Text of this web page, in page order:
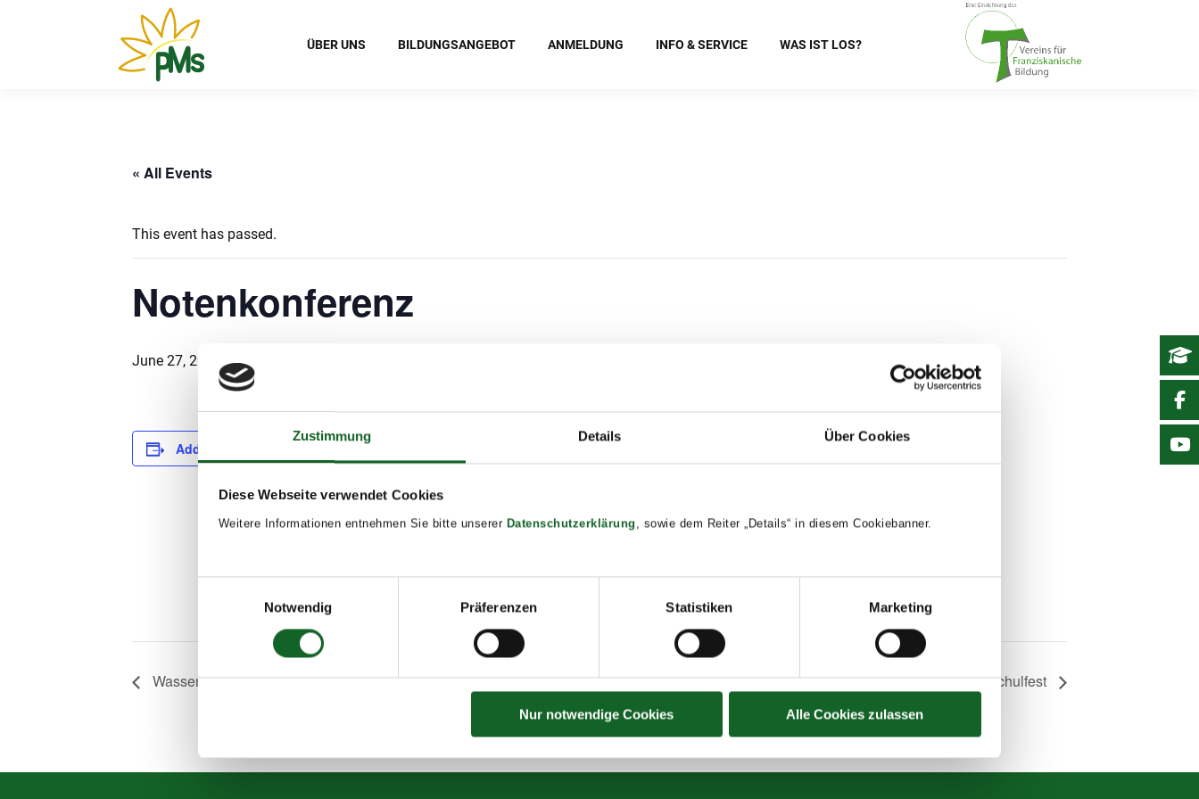
Zustimmung Details Über Cookies
Diese Webseite verwendet Cookies
Weitere Informationen entnehmen Sie bitte unserer Datenschutzerklärung , sowie dem Reiter „Details“ in diesem Cookiebanner.
Notwendig
Präferenzen Statistiken Marketing
Nur notwendige Cookies Alle Cookies zulassen
ÜBER UNS BILDUNGSANGEBOT ANMELDUNG INFO & SERVICE WAS IST LOS?
« All Events
This event has passed.
Notenkonferenz
June 27, 2024 @ 14:00
Add to calendar DETAILS
Time:
2023/24
Wassertage in Schörfling Schulfest